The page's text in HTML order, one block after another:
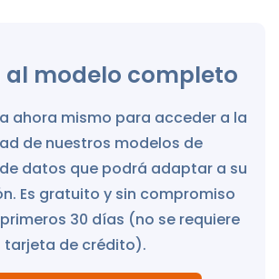
al modelo completo
ahora mismo para acceder a la
de nuestros modelos de
datos que podrá adaptar a su
Es gratuito y sin compromiso
30 días (no se requiere
tarjeta de crédito).